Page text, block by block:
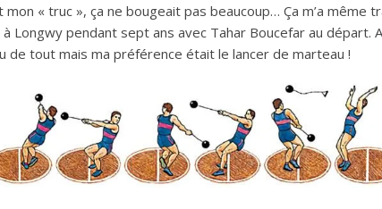
mon « truc », ça ne bougeait pas beaucoup… Ça m’a même
Longwy pendant sept ans avec Tahar Boucefar au départ.
de tout mais ma préférence était le lancer de marteau !